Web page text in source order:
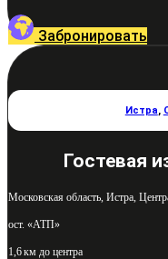
Забронировать
Истра,
Гостевая
Московская область, Истра,
ост. «АТП»
1,6 км до центра